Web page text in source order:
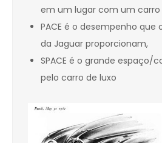
em um lugar com um carro
PACE é o desempenho que
da Jaguar proporcionam,
SPACE é o grande espaço/
pelo carro de luxo